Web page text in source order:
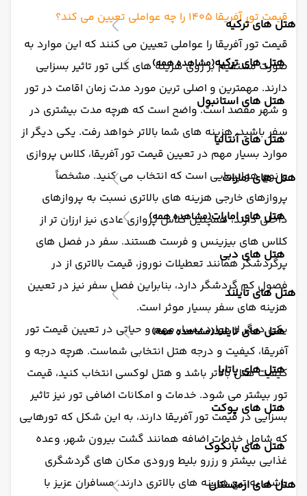
هتل های ترکیه
هتل های ترکیه(مشاهده همه)
هتل های استانبول
هتل های آنتالیا
هتل های امارات
هتل های امارات(مشاهده همه)
هتل های دبی
هتل های تایلند
هتل های تایلند(مشاهده همه)
هتل های پاتایا
هتل های پوکت
هتل های بانکوک
هتل های ارمنستان
قیمت تور آفریقا 1405 را چه عواملی تعیین می کند؟
قیمت تور آفریقا را عواملی تعیین می کنند که این موارد به
صورت مستقیم بر روی هزینه های کلی تور تاثیر بسزایی
دارند. مهمترین و اصلی ترین مورد مدت زمان اقامت در تور
و شهر مقصد است. واضح است که هرچه مدت بیشتری در
سفر باشید، هزینه های شما بالاتر خواهد رفت. یکی دیگر از
موارد بسیار مهم در تعیین قیمت تور آفریقا، کلاس پروازی
و نوع هواپیمایی است که انتخاب می کنید. مشخصاً
پروازهای خارجی هزینه های بالاتری نسبت به پروازهای
داخلی دارند، همچنین کلاس پروازی عادی نیز ارزان تر از
کلاس های بیزینس و فرست هستند. سفر در فصل های
پرگردشگر همانند تعطیلات نوروز، قیمت بالاتری از در
فصول کم گردشگر دارد، بنابراین فصل سفر نیز در تعیین
هزینه های سفر بسیار موثر است.
یکی دیگر از موارد بسیار مهم و حیاتی در تعیین قیمت تور
آفریقا، کیفیت و درجه هتل انتخابی شماست. هرچه درجه و
کیفیت هتل بالاتر باشد و هتل لوکسی انتخاب کنید، قیمت
تور بیشتر می شود. خدمات و امکانات اضافی تور نیز تاثیر
بسزایی در قیمت تور آفریقا دارند، به این شکل که تورهایی
که شامل خدمات اضافه همانند گشت بیرون شهر، وعده
غذایی بیشتر و رزرو بلیط ورودی مکان های گردشگری
باشد، به تبع هزینه های بالاتری دارند. مسافران عزیز با